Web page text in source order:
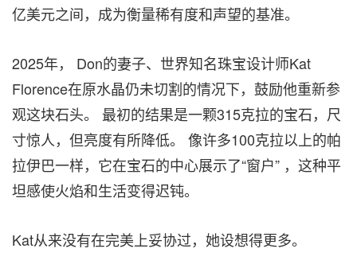
亿美元之间，成为衡量稀有度和声望的基准。
2025年， Don的妻子、世界知名珠宝设计师Kat
Florence在原水晶仍未切割的情况下，鼓励他重新参
观这块石头。 最初的结果是一颗315克拉的宝石，尺
寸惊人，但亮度有所降低。 像许多100克拉以上的帕
拉伊巴一样，它在宝石的中心展示了“窗户” ，这种平
坦感使火焰和生活变得迟钝。
Kat从来没有在完美上妥协过，她设想得更多。